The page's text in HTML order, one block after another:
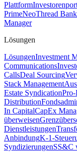
Plattform
PrimeNeoThread Bank
Manager
Lösungen
LösungenInvestment
Communications
CallsDeal Sourcing
Stack Management
Estate Syndication
Distribution
In CapitalCapEx
überweisen
Dienstleistungen
AnbindungK-1-
SyndizierungenSS&C